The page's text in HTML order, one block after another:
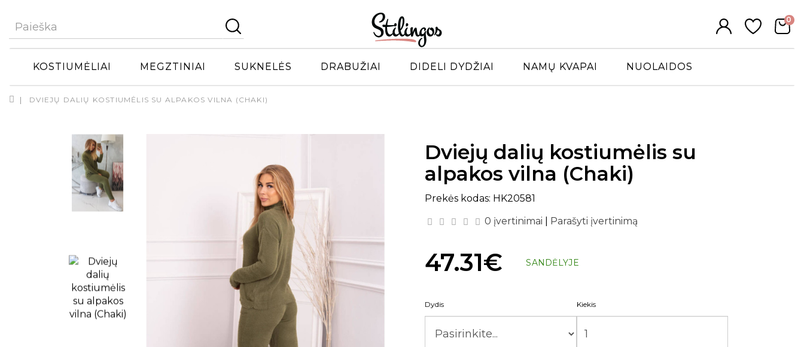
0
KOSTIUMĖLIAI MEGZTINIAI SUKNELĖS DRABUŽIAI DIDELI DYDŽIAI NAMŲ KVAPAI NUOLAIDOS
DVIEJŲ DALIŲ KOSTIUMĖLIS SU ALPAKOS VILNA (CHAKI)
Dviejų dalių kostiumėlis su
alpakos vilna (Chaki)
Prekės kodas: HK20581
0 įvertinimai
Parašyti įvertinimą
47.31€ SANDĖLYJE
Dydis Kiekis